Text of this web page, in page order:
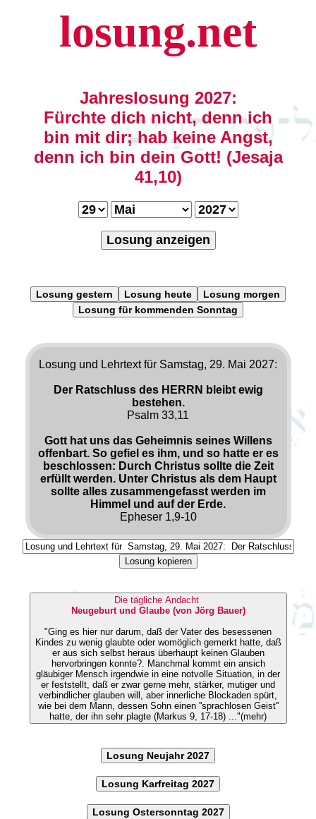
losung.net
Jahreslosung 2027:
Fürchte dich nicht, denn ich
bin mit dir; hab keine Angst,
denn ich bin dein Gott! (Jesaja
41,10)
Losung anzeigen
Losung gestern Losung heute
Losung morgen
Losung für kommenden Sonntag
Losung und Lehrtext für Samstag, 29. Mai 2027:
Der Ratschluss des HERRN bleibt ewig
bestehen.
Psalm 33,11
Gott hat uns das Geheimnis seines Willens
offenbart. So gefiel es ihm, und so hatte er es
beschlossen: Durch Christus sollte die Zeit
erfüllt werden. Unter Christus als dem Haupt
sollte alles zusammengefasst werden im
Himmel und auf der Erde.
Epheser 1,9-10
Losung kopieren
Die tägliche Andacht
Neugeburt und Glaube (von Jörg Bauer)
"Ging es hier nur darum, daß der Vater des besessenen
Kindes zu wenig glaubte oder womöglich gemerkt hatte, daß
er aus sich selbst heraus überhaupt keinen Glauben
hervorbringen konnte?. Manchmal kommt ein ansich
gläubiger Mensch irgendwie in eine notvolle Situation, in der
er feststellt, daß er zwar gerne mehr, stärker, mutiger und
verbindlicher glauben will, aber innerliche Blockaden spürt,
wie bei dem Mann, dessen Sohn einen ''sprachlosen Geist''
hatte, der ihn sehr plagte (Markus 9, 17-18) ..."(mehr)
Losung Neujahr 2027
Losung Karfreitag 2027
Losung Ostersonntag 2027